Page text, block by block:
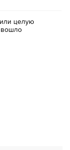
целую
вошло